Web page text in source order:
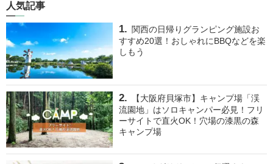
人気記事
関西の日帰りグランピング施設お
すすめ20選！おしゃれにBBQなどを楽
しもう
【大阪府貝塚市】キャンプ場「渓
流園地」はソロキャンパー必見！フリ
ーサイトで直火OK！穴場の漆黒の森
キャンプ場